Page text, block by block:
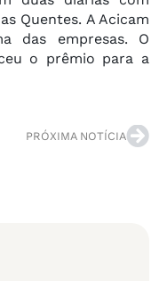
Quentes. A Acicam
das empresas. O
o prêmio para a
PRÓXIMA NOTÍCIA